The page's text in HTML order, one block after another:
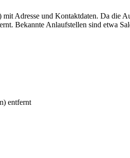
Adresse und Kontaktdaten. Da
Bekannte Anlaufstellen sind etwa
entfernt